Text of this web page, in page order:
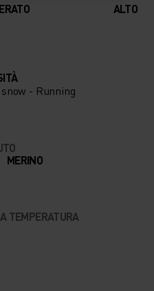
ALTO
- Running
MERINO
TEMPERATURA